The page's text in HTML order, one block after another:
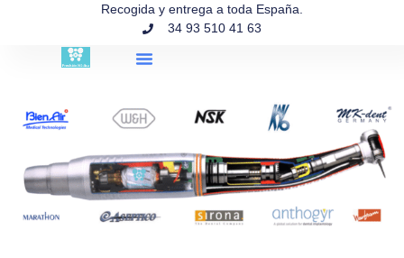
Recogida y entrega a toda España.
34 93 510 41 63